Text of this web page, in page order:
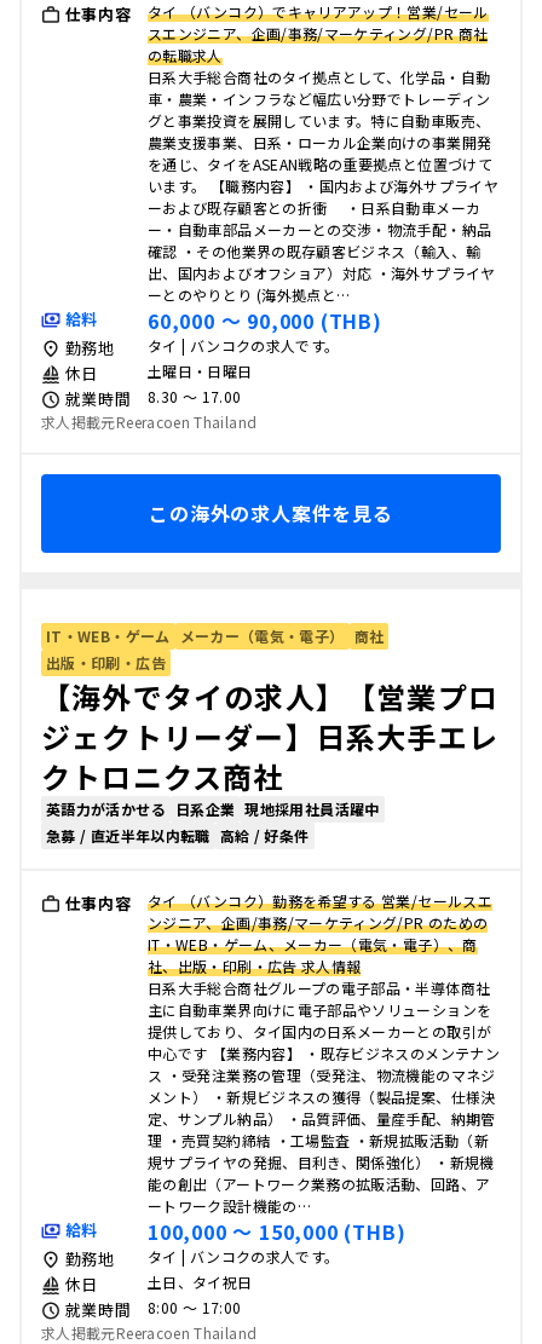
仕事内容
タイ （バンコク）でキャリアアップ！営業/セール
スエンジニア、企画/事務/マーケティング/PR 商社
の転職求人
日系大手総合商社のタイ拠点として、化学品・自動
車・農業・インフラなど幅広い分野でトレーディン
グと事業投資を展開しています。特に自動車販売、
農業支援事業、日系・ローカル企業向けの事業開発
を通じ、タイをASEAN戦略の重要拠点と位置づけて
います。 【職務内容】 ・国内および海外サプライヤ
ーおよび既存顧客との折衝 ・日系自動車メーカ
ー・自動車部品メーカーとの交渉・物流手配・納品
確認 ・その他業界の既存顧客ビジネス（輸入、輸
出、国内およびオフショア）対応 ・海外サプライヤ
ーとのやりとり (海外拠点と…
給料 60,000 〜 90,000 (THB)
勤務地 タイ | バンコクの求人です。
休日 土曜日・日曜日
就業時間
8.30 〜 17.00
求人掲載元Reeracoen Thailand
この海外の求人案件を見る
IT・WEB・ゲーム メーカー（電気・電子）
商社
出版・印刷・広告
【海外でタイの求人】【営業プロ
ジェクトリーダー】日系大手エレ
クトロニクス商社
英語力が活かせる 日系企業 現地採用社員活躍中
急募 / 直近半年以内転職 高給 / 好条件
仕事内容
タイ （バンコク）勤務を希望する 営業/セールスエ
ンジニア、企画/事務/マーケティング/PR のための
IT・WEB・ゲーム、メーカー（電気・電子）、商
社、出版・印刷・広告 求人情報
日系大手総合商社グループの電子部品・半導体商社
主に自動車業界向けに電子部品やソリューションを
提供しており、タイ国内の日系メーカーとの取引が
中心です 【業務内容】 ・既存ビジネスのメンテナン
ス ・受発注業務の管理（受発注、物流機能のマネジ
メント） ・新規ビジネスの獲得（製品提案、仕様決
定、サンプル納品） ・品質評価、量産手配、納期管
理 ・売買契約締結 ・工場監査 ・新規拡販活動（新
規サプライヤの発掘、目利き、関係強化） ・新規機
能の創出（アートワーク業務の拡販活動、回路、ア
ートワーク設計機能の…
給料 100,000 〜 150,000 (THB)
勤務地 タイ | バンコクの求人です。
休日 土日、タイ祝日
就業時間
8:00 〜 17:00
求人掲載元Reeracoen Thailand